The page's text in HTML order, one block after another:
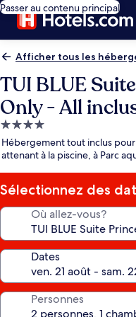
Passer au contenu principal
Afficher tous les
TUI BLUE
Only - All
Hébergement
4.0 étoiles
Hébergement tout inclus
attenant à la piscine, à Parc
Sélectionnez des
Où allez-vous?
Dates
Personnes